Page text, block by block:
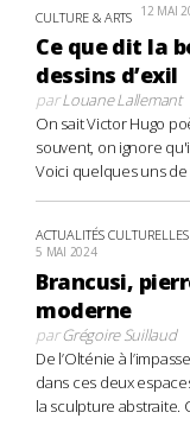
CULTURE & ARTS 12 MAI
Ce que dit la
dessins d’exil
parLouane Lallemant
On sait Victor Hugo
souvent, on ignore
Voici quelques uns de
ACTUALITÉS CULTURELLES
5 MAI 2024
Brancusi,
moderne
parGrégoire Suillaud
De l’Olténie à
dans ces deux
la sculpture abstraite.